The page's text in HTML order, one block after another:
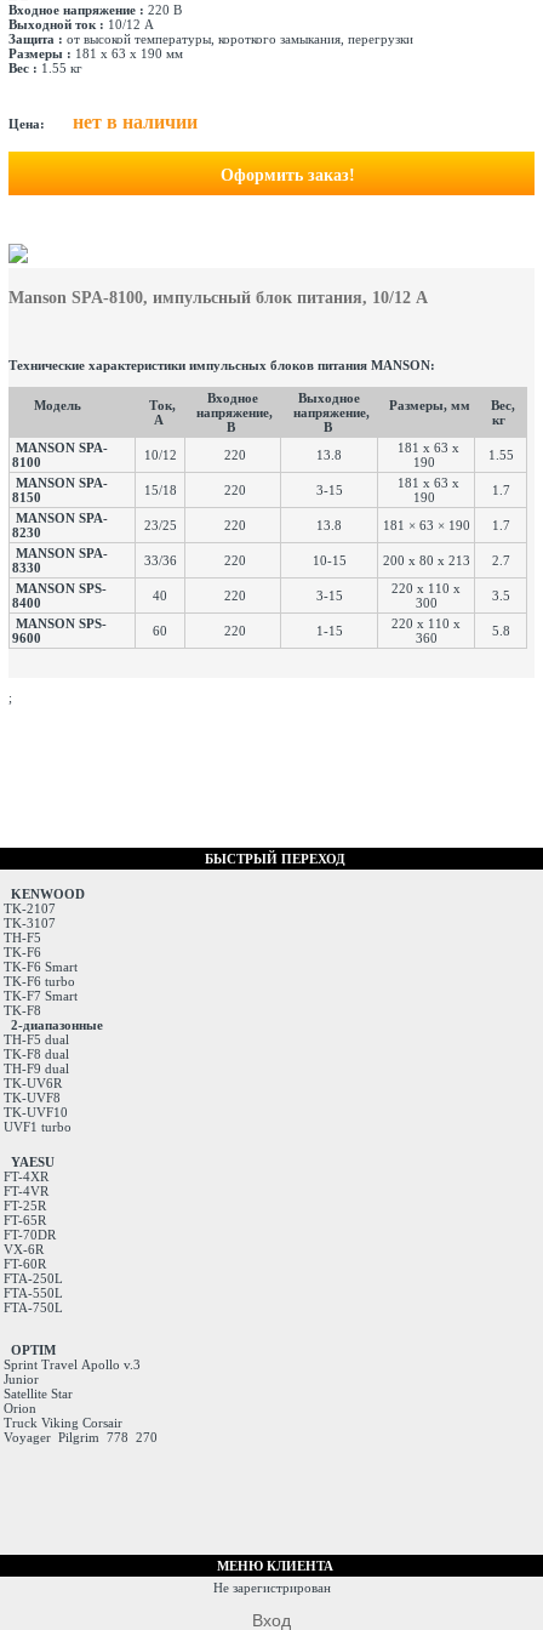
Входное напряжение : 220 В
Выходной ток : 10/12 А
Защита : от высокой температуры, короткого замыкания, перегрузки
Размеры : 181 x 63 x 190 мм
Вес : 1.55 кг
Цена: нет в наличии
Оформить заказ!
Manson SPA-8100, импульсный блок питания, 10/12 A
Технические характеристики импульсных блоков питания MANSON:
Модель
Ток,
А
Входное
напряжение,
В
Выходное
напряжение,
В
Размеры, мм
Вес,
кг
MANSON SPA-
8100
10/12 220 13.8
181 x 63 x
190
1.55
MANSON SPA-
8150
15/18 220 3-15
181 x 63 x
190
1.7
MANSON SPA-
8230
23/25 220 13.8 181 × 63 × 190
1.7
MANSON SPA-
8330
33/36 220 10-15 200 х 80 х 213
2.7
MANSON SPS-
8400
40 220 3-15
220 х 110 х
300
3.5
MANSON SPS-
9600
60 220 1-15
220 х 110 х
360
5.8
;
БЫСТРЫЙ ПЕРЕХОД
KENWOOD
TK-2107
TK-3107
TH-F5
TK-F6
TK-F6 Smart
TK-F6 turbo
TK-F7 Smart
TK-F8
2-диапазонные
TH-F5 dual
TK-F8 dual
TH-F9 dual
TK-UV6R
TK-UVF8
TK-UVF10
UVF1 turbo
YAESU
FT-4XR
FT-4VR
FT-25R
FT-65R
FT-70DR
VX-6R
FT-60R
FTA-250L
FTA-550L
FTA-750L
OPTIM
Sprint Travel Apollo v.3
Junior
Satellite Star
Orion
Truck Viking Corsair
Voyager Pilgrim 778 270
МЕНЮ КЛИЕНТА
Не зарегистрирован
Вход